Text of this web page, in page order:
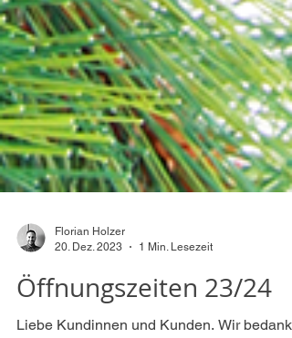
1 Min. Lesezeit
Öffnungszeiten 23/24